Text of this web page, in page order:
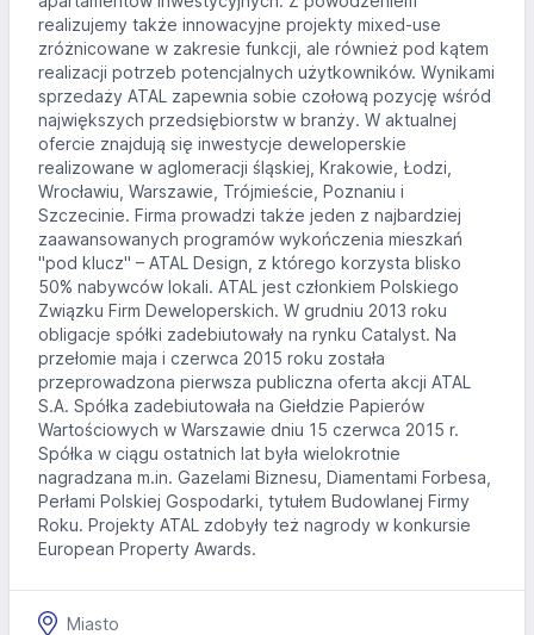
realizujemy także innowacyjne projekty mixed-use
zróżnicowane w zakresie funkcji, ale również pod kątem
realizacji potrzeb potencjalnych użytkowników. Wynikami
sprzedaży ATAL zapewnia sobie czołową pozycję wśród
największych przedsiębiorstw w branży. W aktualnej
ofercie znajdują się inwestycje deweloperskie
realizowane w aglomeracji śląskiej, Krakowie, Łodzi,
Wrocławiu, Warszawie, Trójmieście, Poznaniu i
Szczecinie. Firma prowadzi także jeden z najbardziej
zaawansowanych programów wykończenia mieszkań
"pod klucz" – ATAL Design, z którego korzysta blisko
50% nabywców lokali. ATAL jest członkiem Polskiego
Związku Firm Deweloperskich. W grudniu 2013 roku
obligacje spółki zadebiutowały na rynku Catalyst. Na
przełomie maja i czerwca 2015 roku została
przeprowadzona pierwsza publiczna oferta akcji ATAL
S.A. Spółka zadebiutowała na Giełdzie Papierów
Wartościowych w Warszawie dniu 15 czerwca 2015 r.
Spółka w ciągu ostatnich lat była wielokrotnie
nagradzana m.in. Gazelami Biznesu, Diamentami Forbesa,
Perłami Polskiej Gospodarki, tytułem Budowlanej Firmy
Roku. Projekty ATAL zdobyły też nagrody w konkursie
European Property Awards.
Miasto